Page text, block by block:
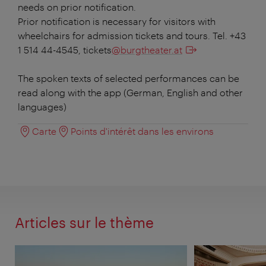
needs on prior notification.
Prior notification is necessary for visitors with
wheelchairs for admission tickets and tours. Tel. +43
1 514 44-4545, tickets@burgtheater.at
The spoken texts of selected performances can be
read along with the app (German, English and other
languages)
Carte Points d'intérêt dans les environs
Articles sur le thème